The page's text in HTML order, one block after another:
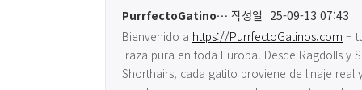
PurrfectoGatino… 작성일 25-09-13 07:43
Bienvenido a https://PurrfectoGatinos.com –
raza pura en toda Europa. Desde Ragdolls y
Shorthairs, cada gatito proviene de linaje real